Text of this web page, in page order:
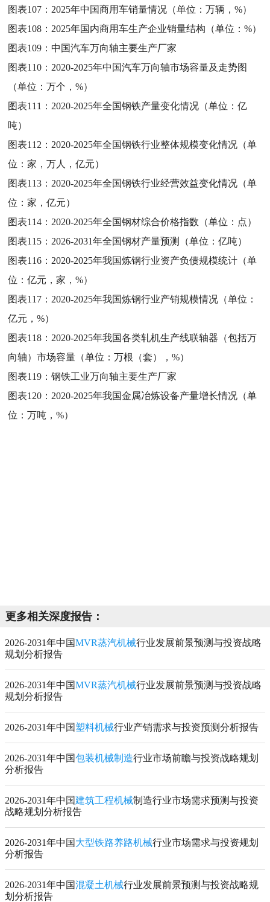
图表107： 2025年中国商用车销量情况（单位：万辆，%）
图表108： 2025年国内商用车生产企业销量结构（单位：%）
图表109：中国汽车万向轴主要生产厂家
图表110： 2020-2025年中国汽车万向轴市场容量及走势图
（单位：万个，%）
图表111： 2020-2025年全国钢铁产量变化情况（单位：亿
吨）
图表112： 2020-2025年全国钢铁行业整体规模变化情况（单
位：家，万人，亿元）
图表113： 2020-2025年全国钢铁行业经营效益变化情况（单
位：家，亿元）
图表114： 2020-2025年全国钢材综合价格指数（单位：点）
图表115： 2026-2031年全国钢材产量预测（单位：亿吨）
图表116： 2020-2025年我国炼钢行业资产负债规模统计（单
位：亿元，家，%）
图表117： 2020-2025年我国炼钢行业产销规模情况（单位：
亿元，%）
图表118： 2020-2025年我国各类轧机生产线联轴器（包括万
向轴）市场容量（单位：万根（套），%）
图表119：钢铁工业万向轴主要生产厂家
图表120： 2020-2025年我国金属冶炼设备产量增长情况（单
位：万吨，%）
更多相关深度报告：
2026-2031年中国MVR蒸汽机械行业发展前景预测与投资战略
规划分析报告
2026-2031年中国MVR蒸汽机械行业发展前景预测与投资战略
规划分析报告
2026-2031年中国 塑料机械行业产销需求与投资预测分析报告
2026-2031年中国包装机械制造行业市场前瞻与投资战略规划
分析报告
2026-2031年中国建筑工程机械制造行业市场需求预测与投资
战略规划分析报告
2026-2031年中国 大型铁路养路机械行业市场需求与投资规划
分析报告
2026-2031年中国混凝土机械行业发展前景预测与投资战略规
划分析报告